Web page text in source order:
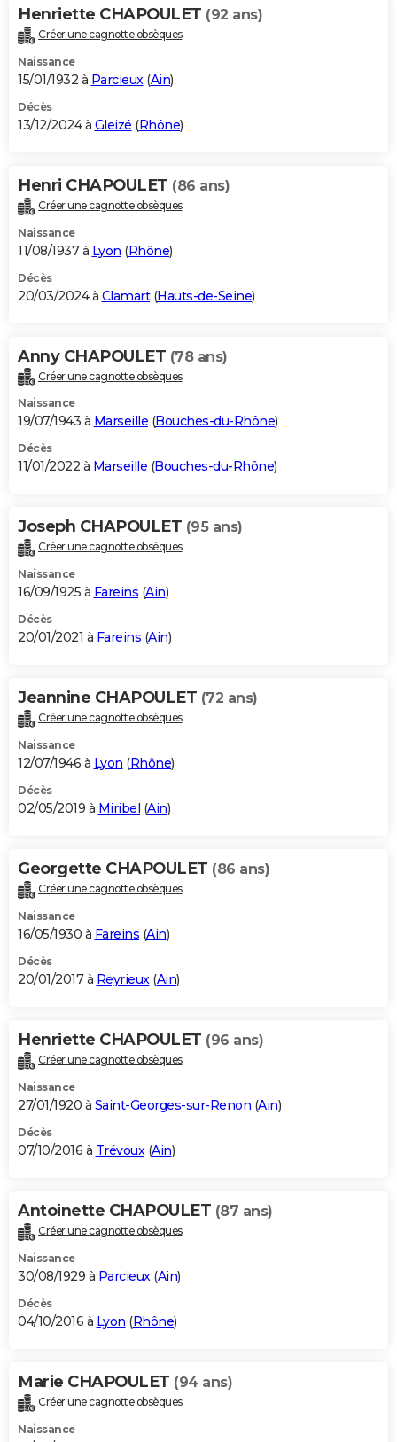
Bricolage
Lifestyle
Culture
Sport
Auto
Television
Voyage
Cinema
Henriette CHAPOULET (92 ans)
Créer une cagnotte obsèques
Naissance
15/01/1932 à Parcieux(Ain)
Décès
13/12/2024 à Gleizé (Rhône)
Henri CHAPOULET (86 ans)
Créer une cagnotte obsèques
Naissance
11/08/1937 à Lyon (Rhône)
Décès
20/03/2024 à Clamart(Hauts-de-Seine)
Anny CHAPOULET (78 ans)
Créer une cagnotte obsèques
Naissance
19/07/1943 à Marseille (Bouches-du-Rhône)
Décès
11/01/2022 à Marseille (Bouches-du-Rhône)
Joseph CHAPOULET (95 ans)
Créer une cagnotte obsèques
Naissance
16/09/1925 à Fareins (Ain)
Décès
20/01/2021 à Fareins (Ain)
Jeannine CHAPOULET (72 ans)
Créer une cagnotte obsèques
Naissance
12/07/1946 à Lyon (Rhône)
Décès
02/05/2019 à Miribel (Ain)
Georgette CHAPOULET (86 ans)
Créer une cagnotte obsèques
Naissance
16/05/1930 à Fareins (Ain)
Décès
20/01/2017 à Reyrieux(Ain)
Henriette CHAPOULET (96 ans)
Créer une cagnotte obsèques
Naissance
27/01/1920 à Saint-Georges-sur-Renon (Ain)
Décès
07/10/2016 à Trévoux(Ain)
Antoinette CHAPOULET (87 ans)
Créer une cagnotte obsèques
Naissance
30/08/1929 à Parcieux(Ain)
Décès
04/10/2016 à Lyon (Rhône)
Marie CHAPOULET (94 ans)
Créer une cagnotte obsèques
Naissance